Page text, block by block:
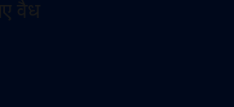
वैध